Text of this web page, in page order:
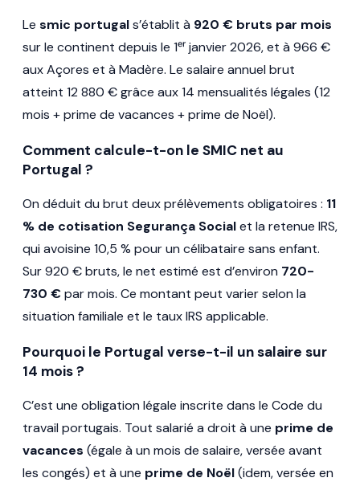
Le smic portugals’établit à 920 € bruts par mois
sur le continent depuis le 1ᵉʳ janvier 2026, et à 966 €
aux Açores et à Madère. Le salaire annuel brut
atteint 12 880 € grâce aux 14 mensualités légales (12
mois + prime de vacances + prime de Noël).
Comment calcule-t-on le SMIC net au
Portugal ?
On déduit du brut deux prélèvements obligatoires : 11
% de cotisation Segurança Socialet la retenue IRS,
qui avoisine 10,5 % pour un célibataire sans enfant.
Sur 920 € bruts, le net estimé est d’environ 720-
730 €par mois. Ce montant peut varier selon la
situation familiale et le taux IRS applicable.
Pourquoi le Portugal verse-t-il un salaire sur
14 mois ?
C’est une obligation légale inscrite dans le Code du
travail portugais. Tout salarié a droit à une prime de
vacances (égale à un mois de salaire, versée avant
les congés) et à une prime de Noël(idem, versée en